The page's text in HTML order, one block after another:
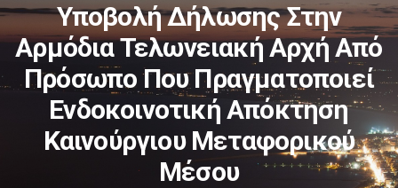
Υποβολή Δήλωσης Στην
Αρμόδια Τελωνειακή Αρχή Από
Πρόσωπο Που Πραγματοποιεί
Ενδοκοινοτική Απόκτηση
Καινούργιου Μεταφορικού
Μέσου